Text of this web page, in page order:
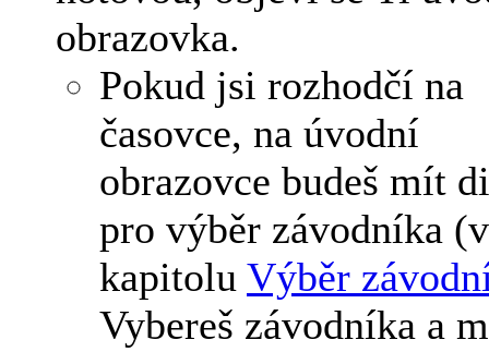
obrazovka.
Pokud jsi rozhodčí na
časovce, na úvodní
obrazovce budeš mít
pro výběr závodníka
kapitolu Výběr
Vybereš závodníka a